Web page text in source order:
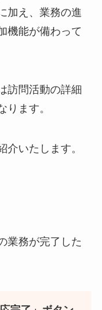
加え、業務の進
機能が備わって
訪問活動の詳細
ります。
介いたします。
業務が完了した